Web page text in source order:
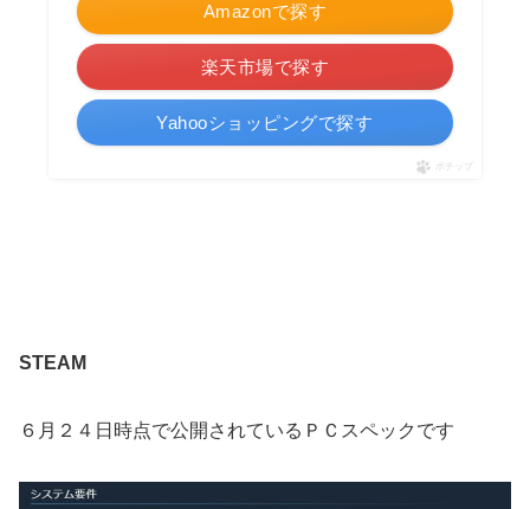
Amazonで探す
楽天市場で探す
Yahooショッピングで探す
ポチップ
STEAM
６月２４日時点で公開されているＰＣスペックです